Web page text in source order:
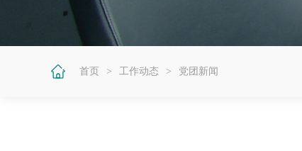
首页 > 工作动态 > 党团新闻